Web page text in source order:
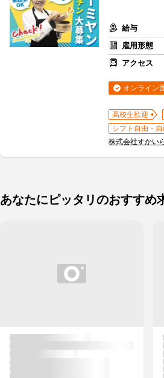
給与
雇用形態
アクセス
オンライン
高校生歓迎
シフト自由・
株式会社すかい
あなたにピッタリのおすすめ